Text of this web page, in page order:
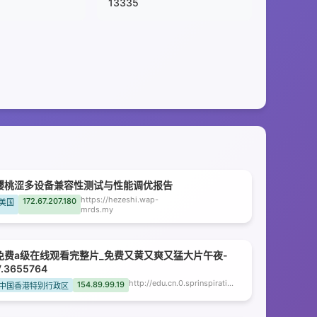
13335
桃涩多设备兼容性测试与性能调优报告
国 172.67.207.180 https://hezeshi.wap-
mrds.my
费a级在线观看完整片_免费又黄又爽又猛大片午夜-
国香港特别行政区 154.89.99.19 http://edu.cn.0.sprinspiration.cn